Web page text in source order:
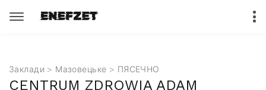
Заклади > Мазовецьке > ПЯСЕЧНО
CENTRUM ZDROWIA ADAM